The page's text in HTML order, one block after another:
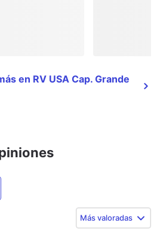
en RV USA Cap. Grande
Más valoradas